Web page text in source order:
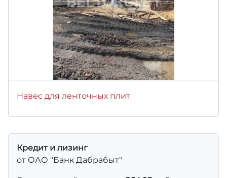
Навес для ленточных плит
Кредит и лизинг
от ОАО "Банк Дабрабыт"